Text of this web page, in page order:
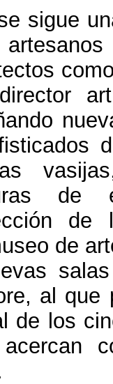
sigue
vasijas
de
de
de
, al que
de los